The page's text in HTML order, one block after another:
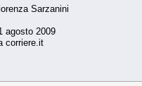
Sarzanini
agosto 2009
corriere.it